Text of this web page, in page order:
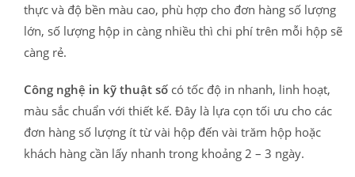
thực và độ bền màu cao, phù hợp cho đơn hàng số lượng
lớn, số lượng hộp in càng nhiều thì chi phí trên mỗi hộp sẽ
càng rẻ.
Công nghệ in kỹ thuật số có tốc độ in nhanh, linh hoạt,
màu sắc chuẩn với thiết kế. Đây là lựa cọn tối ưu cho các
đơn hàng số lượng ít từ vài hộp đến vài trăm hộp hoặc
khách hàng cần lấy nhanh trong khoảng 2 – 3 ngày.